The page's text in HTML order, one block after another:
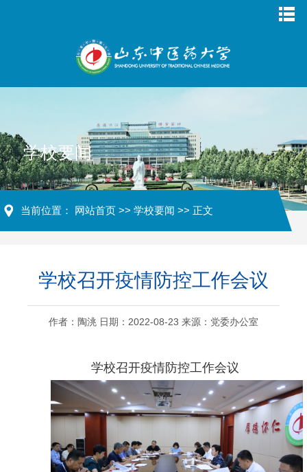
学校要闻
当前位置： 网站首页 >> 学校要闻 >> 正文
学校召开疫情防控工作会议
作者：陶洮 日期：2022-08-23 来源：党委办公室
学校召开疫情防控工作会议